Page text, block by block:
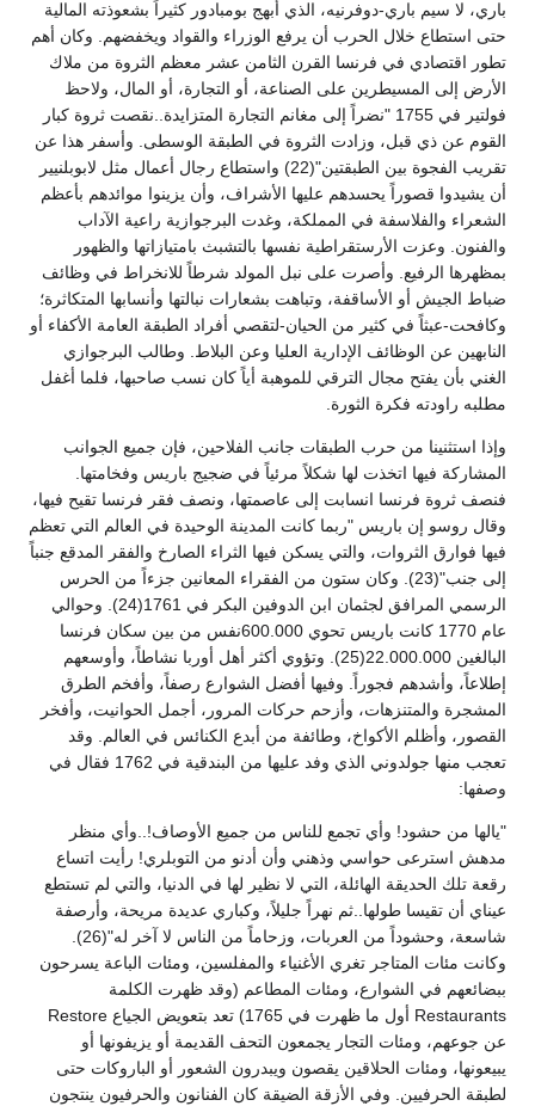
باري، لا سيم باري-دوفرنيه، الذي أبهج بومبادور كثيراً بشعوذته المالية
حتى استطاع خلال الحرب أن يرفع الوزراء والقواد ويخفضهم. وكان أهم
تطور اقتصادي في فرنسا القرن الثامن عشر معظم الثروة من ملاك
الأرض إلى المسيطرين على الصناعة، أو التجارة، أو المال، ولاحظ
فولتير في 1755 "نضراً إلى مغانم التجارة المتزايدة..نقصت ثروة كبار
القوم عن ذي قبل، وزادت الثروة في الطبقة الوسطى. وأسفر هذا عن
تقريب الفجوة بين الطبقتين"(22) واستطاع رجال أعمال مثل لابوبلنيير
أن يشيدوا قصوراً يحسدهم عليها الأشراف، وأن يزينوا موائدهم بأعظم
الشعراء والفلاسفة في المملكة، وغدت البرجوازية راعية الآداب
والفنون. وعزت الأرستقراطية نفسها بالتشبث بامتيازاتها والظهور
بمظهرها الرفيع. وأصرت على نبل المولد شرطاً للانخراط في وظائف
ضباط الجيش أو الأساقفة، وتباهت بشعارات نبالتها وأنسابها المتكاثرة؛
وكافحت-عبثاً في كثير من الحيان-لتقصي أفراد الطبقة العامة الأكفاء أو
النابهين عن الوظائف الإدارية العليا وعن البلاط. وطالب البرجوازي
الغني بأن يفتح مجال الترقي للموهبة أياً كان نسب صاحبها، فلما أغفل
مطلبه راودته فكرة الثورة.
وإذا استثنينا من حرب الطبقات جانب الفلاحين، فإن جميع الجوانب
المشاركة فيها اتخذت لها شكلاً مرئياً في ضجيج باريس وفخامتها.
فنصف ثروة فرنسا انسابت إلى عاصمتها، ونصف فقر فرنسا تقيح فيها،
وقال روسو إن باريس "ربما كانت المدينة الوحيدة في العالم التي تعظم
فيها فوارق الثروات، والتي يسكن فيها الثراء الصارخ والفقر المدقع جنباً
إلى جنب"(23). وكان ستون من الفقراء المعانين جزءاً من الحرس
الرسمي المرافق لجثمان ابن الدوفين البكر في 1761(24). وحوالي
عام 1770 كانت باريس تحوي 600.000نفس من بين سكان فرنسا
البالغين 22.000.000(25). وتؤوي أكثر أهل أوربا نشاطاً، وأوسعهم
إطلاعاً، وأشدهم فجوراً. وفيها أفضل الشوارع رصفاً، وأفخم الطرق
المشجرة والمتنزهات، وأزحم حركات المرور، أجمل الحوانيت، وأفخر
القصور، وأظلم الأكواخ، وطائفة من أبدع الكنائس في العالم. وقد
تعجب منها جولدوني الذي وفد عليها من البندقية في 1762 فقال في
وصفها:
"يالها من حشود! وأي تجمع للناس من جميع الأوصاف!..وأي منظر
مدهش استرعى حواسي وذهني وأن أدنو من التوبلري! رأيت اتساع
رقعة تلك الحديقة الهائلة، التي لا نظير لها في الدنيا، والتي لم تستطع
عيناي أن تقيسا طولها..ثم نهراً جليلاً، وكباري عديدة مريحة، وأرصفة
شاسعة، وحشوداً من العربات، وزحاماً من الناس لا آخر له"(26).
وكانت مئات المتاجر تغري الأغنياء والمفلسين، ومئات الباعة يسرحون
ببضائعهم في الشوارع، ومئات المطاعم (وقد ظهرت الكلمة
Restaurants أول ما ظهرت في 1765) تعد بتعويض الجياع Restore
عن جوعهم، ومئات التجار يجمعون التحف القديمة أو يزيفونها أو
يبيعونها، ومئات الحلاقين يقصون ويبدرون الشعور أو الباروكات حتى
لطبقة الحرفيين. وفي الأزقة الضيقة كان الفنانون والحرفيون ينتجون